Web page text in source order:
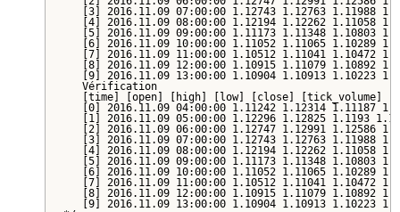
[3] 2016.11.09 07:00:00 1.12743 1.12763 1.11988
[4] 2016.11.09 08:00:00 1.12194 1.12262 1.11058
[5] 2016.11.09 09:00:00 1.11173 1.11348 1.10803
[6] 2016.11.09 10:00:00 1.11052 1.11065 1.10289
[7] 2016.11.09 11:00:00 1.10512 1.11041 1.10472
[8] 2016.11.09 12:00:00 1.10915 1.11079 1.10892
[9] 2016.11.09 13:00:00 1.10904 1.10913 1.10223
Vérification
[time] [open] [high] [low] [close] [tick_volume]
[0] 2016.11.09 04:00:00 1.11242 1.12314 1.11187
[1] 2016.11.09 05:00:00 1.12296 1.12825 1.1193
[2] 2016.11.09 06:00:00 1.12747 1.12991 1.12586
[3] 2016.11.09 07:00:00 1.12743 1.12763 1.11988
[4] 2016.11.09 08:00:00 1.12194 1.12262 1.11058
[5] 2016.11.09 09:00:00 1.11173 1.11348 1.10803
[6] 2016.11.09 10:00:00 1.11052 1.11065 1.10289
[7] 2016.11.09 11:00:00 1.10512 1.11041 1.10472
[8] 2016.11.09 12:00:00 1.10915 1.11079 1.10892
[9] 2016.11.09 13:00:00 1.10904 1.10913 1.10223